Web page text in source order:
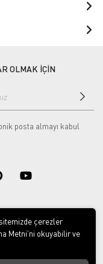
OLMAK İÇİN
posta almayı kabul
Download on
Google play
çerezler
Metni’ni okuyabilir ve